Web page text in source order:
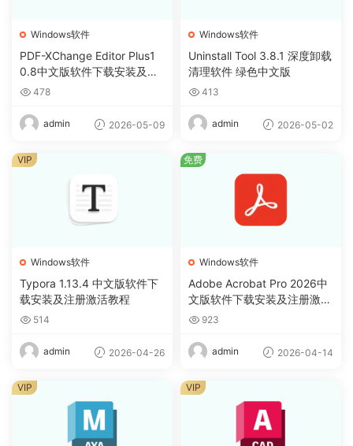
Windows软件
PDF-XChange Editor Plus1
0.8中文版软件下载安装及注
册激活教程
478
admin 2026-05-09
Windows软件
Uninstall Tool 3.8.1 深度卸载
清理软件 绿色中文版
413
admin 2026-05-02
Windows软件
Typora 1.13.4 中文版软件下
载安装及注册激活教程
514
admin 2026-04-26
VIP
Windows软件
Adobe Acrobat Pro 2026中
文版软件下载安装及注册激活
教程923
admin 2026-04-14
免费
VIP VIP